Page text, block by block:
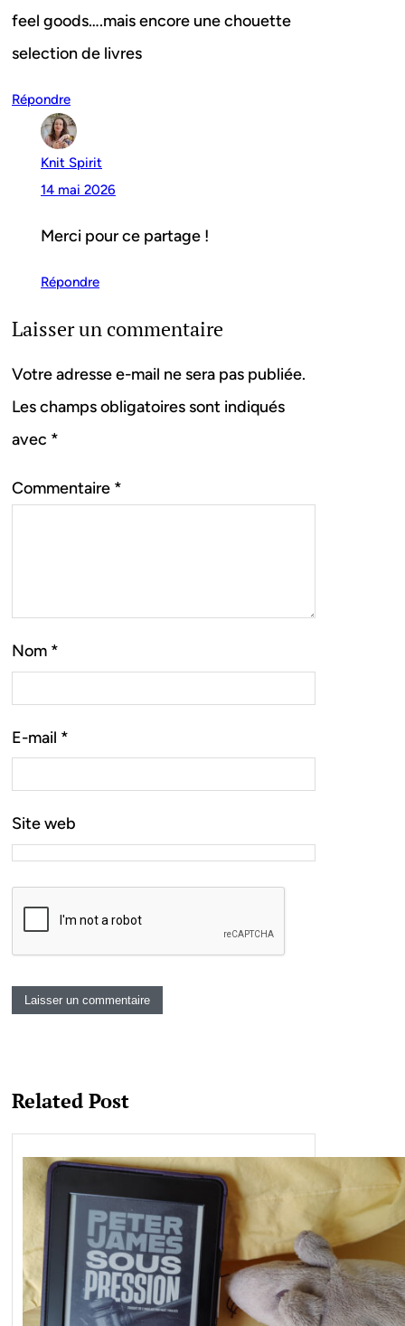
feel goods….mais encore une chouette
selection de livres
Répondre
Knit Spirit
14 mai 2026
Merci pour ce partage !
Répondre
Laisser un commentaire
Votre adresse e-mail ne sera pas publiée.
Les champs obligatoires sont indiqués
avec *
Commentaire *
Nom *
E-mail *
Site web
Related Post